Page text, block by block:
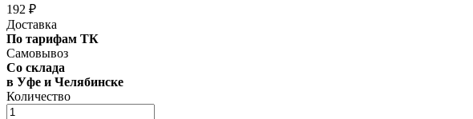
192 ₽
Доставка
По тарифам ТК
Самовывоз
Со склада
в Уфе и Челябинске
Количество